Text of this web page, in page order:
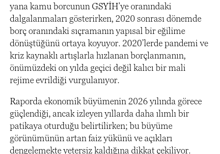
yana kamu borcunun GSYİH’ye oranındaki
dalgalanmaları gösterirken, 2020 sonrası dönemde
borç oranındaki sıçramanın yapısal bir eğilime
dönüştüğünü ortaya koyuyor. 2020’lerde pandemi ve
kriz kaynaklı artışlarla hızlanan borçlanmanın,
önümüzdeki on yılda geçici değil kalıcı bir mali
rejime evrildiği vurgulanıyor.
Raporda ekonomik büyümenin 2026 yılında görece
güçlendiği, ancak izleyen yıllarda daha ılımlı bir
patikaya oturduğu belirtilirken; bu büyüme
görünümünün artan faiz yükünü ve açıkları
dengelemekte yetersiz kaldığına dikkat çekiliyor.